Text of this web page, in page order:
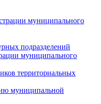
муниципального
подразделений
муниципального
территориальных
муниципальной